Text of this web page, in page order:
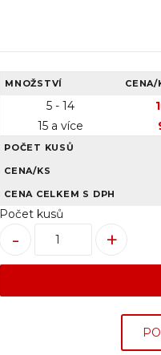
MNOŽSTVÍ
5 - 14
15 a více
POČET KUSŮ
CENA/KS
CENA CELKEM S DPH
Počet kusů
+
-